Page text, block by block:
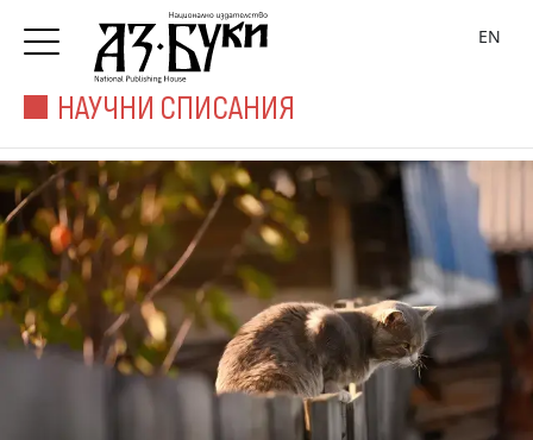
НАУЧНИ СПИСАНИЯ
EN